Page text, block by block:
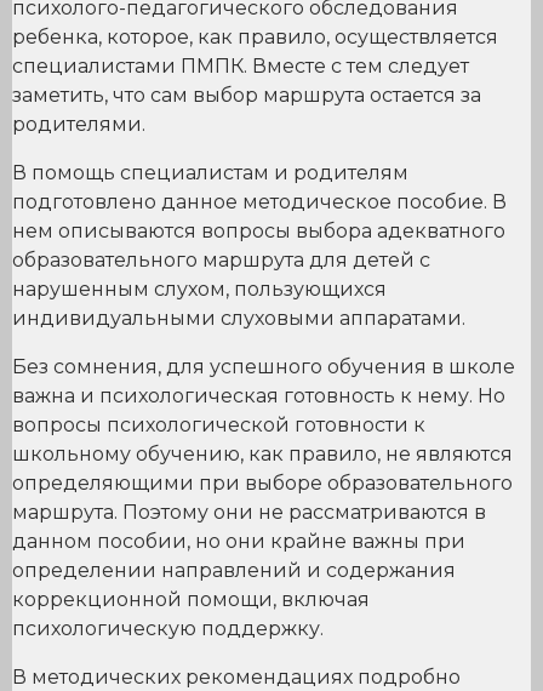
психолого-педагогического обследования
ребенка, которое, как правило, осуществляется
специалистами ПМПК. Вместе с тем следует
заметить, что сам выбор маршрута остается за
родителями.
В помощь специалистам и родителям
подготовлено данное методическое пособие. В
нем описываются вопросы выбора адекватного
образовательного маршрута для детей с
нарушенным слухом, пользующихся
индивидуальными слуховыми аппаратами.
Без сомнения, для успешного обучения в школе
важна и психологическая готовность к нему. Но
вопросы психологической готовности к
школьному обучению, как правило, не являются
определяющими при выборе образовательного
маршрута. Поэтому они не рассматриваются в
данном пособии, но они крайне важны при
определении направлений и содержания
коррекционной помощи, включая
психологическую поддержку.
В методических рекомендациях подробно